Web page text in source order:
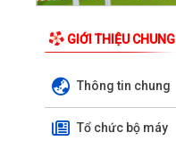
GIỚI THIỆU CHUNG
Thông tin chung
Tổ chức bộ máy